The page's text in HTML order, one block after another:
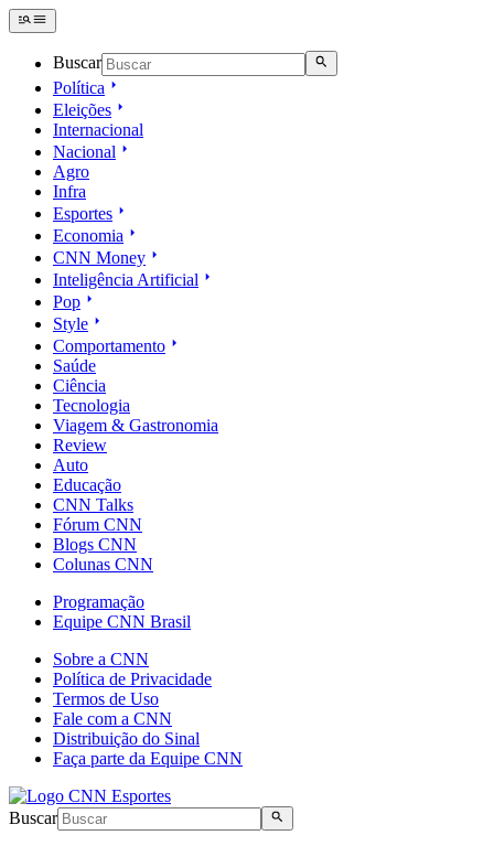
Buscar
Política
Eleições
Internacional
Nacional
Agro
Infra
Esportes
Economia
CNN Money
Inteligência Artificial
Pop
Style
Comportamento
Saúde
Ciência
Tecnologia
Viagem & Gastronomia
Review
Auto
Educação
CNN Talks
Fórum CNN
Blogs CNN
Colunas CNN
Programação
Equipe CNN Brasil
Sobre a CNN
Política de Privacidade
Termos de Uso
Fale com a CNN
Distribuição do Sinal
Faça parte da Equipe CNN
Buscar